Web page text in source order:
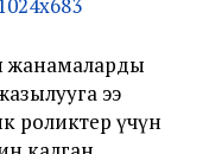
жанамаларды
ээ
роликтер үчүн